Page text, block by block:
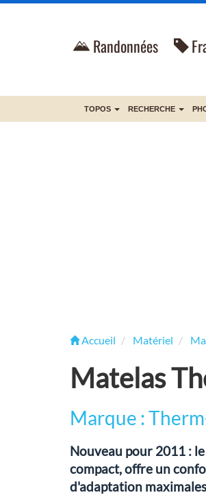
Randonnées
TOPOS RECHERCHE
Accueil Matériel
Matelas
Marque :
Nouveau pour 2011 :
compact, offre un
d'adaptation maximales